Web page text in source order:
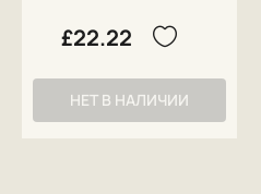
£22.22
НЕТ В НАЛИЧИИ